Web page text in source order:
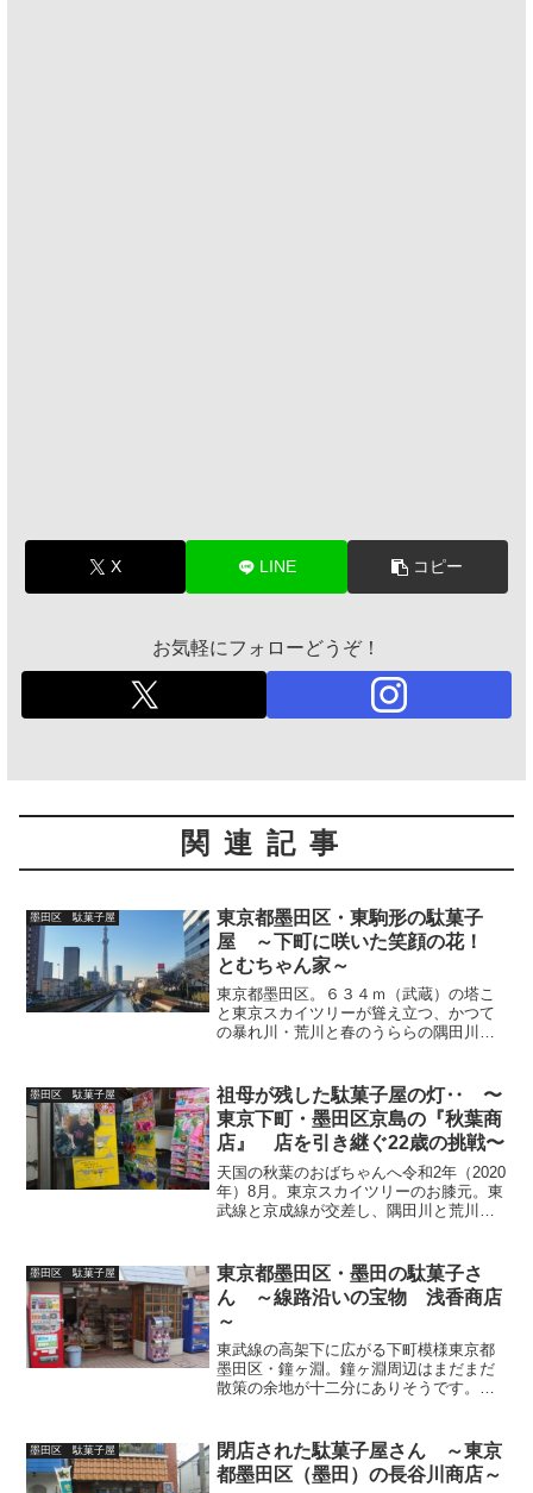
X LINE コピー
お気軽にフォローどうぞ！
関連記事
墨田区 駄菓子屋
東京都墨田区・東駒形の駄菓子
屋 ～下町に咲いた笑顔の花！
とむちゃん家～
東京都墨田区。６３４ｍ（武蔵）の塔こ
と東京スカイツリーが聳え立つ、かつて
の暴れ川・荒川と春のうららの隅田川と
大問屋街かつアメリカ以上に人種の坩堝
の錦糸町、 国技館の両国...
墨田区 駄菓子屋
祖母が残した駄菓子屋の灯‥ 〜
東京下町・墨田区京島の『秋葉商
店』 店を引き継ぐ22歳の挑戦〜
天国の秋葉のおばちゃんへ令和2年（2020
年）8月。東京スカイツリーのお膝元。東
武線と京成線が交差し、隅田川と荒川の
で、そして子供達からも大変慕われてい
た創業半世紀以上の...
墨田区 駄菓子屋
東京都墨田区・墨田の駄菓子さ
ん ～線路沿いの宝物 浅香商店
～
東武線の高架下に広がる下町模様東京都
墨田区・鐘ヶ淵。鐘ヶ淵周辺はまだまだ
散策の余地が十二分にありそうです。先
頭上間近に東武線がガタンゴトン～ガタ
ンゴトン～と走り、その...
墨田区 駄菓子屋
閉店された駄菓子屋さん ～東京
都墨田区（墨田）の長谷川商店～